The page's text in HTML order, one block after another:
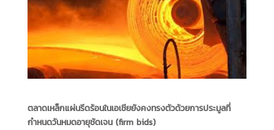
ตลาดเหล็กแผ่นรีดร้อนในเอเชียยังคงทรงตัวด้วยการประมูลที่
กำหนดวันหมดอายุชัดเจน (firm bids)